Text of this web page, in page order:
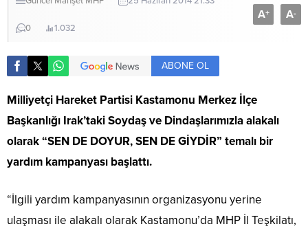
0 1.032
A+ A-
ABONE OL
Milliyetçi Hareket Partisi Kastamonu Merkez İlçe
Başkanlığı Irak’taki Soydaş ve Dindaşlarımızla alakalı
olarak “SEN DE DOYUR, SEN DE GİYDİR” temalı bir
yardım kampanyası başlattı.
“İlgili yardım kampanyasının organizasyonu yerine
ulaşması ile alakalı olarak Kastamonu’da MHP İl Teşkilatı,